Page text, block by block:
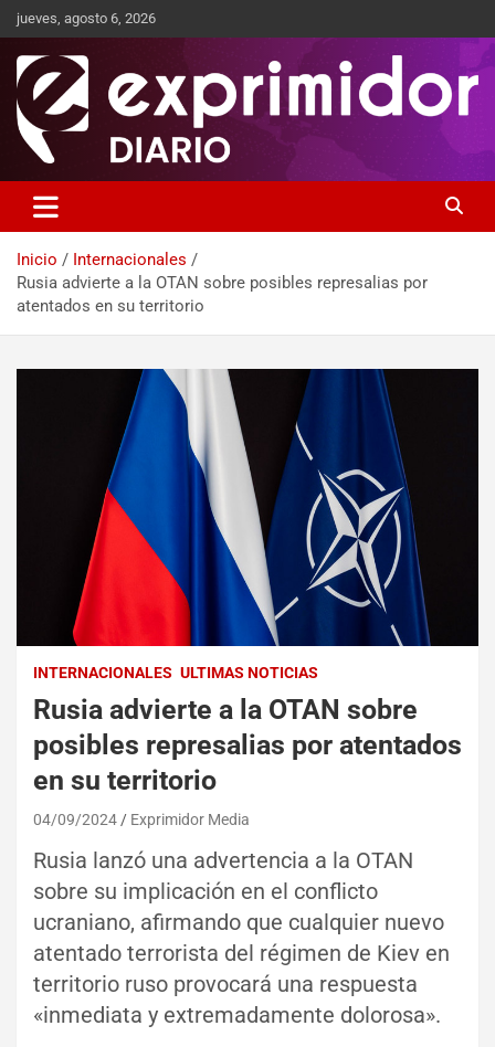
jueves, agosto 6, 2026
Exprimidor media
Inicio
Internacionales
Rusia advierte a la OTAN sobre posibles represalias por
atentados en su territorio
INTERNACIONALES ULTIMAS NOTICIAS
Rusia advierte a la OTAN sobre
posibles represalias por atentados
en su territorio
04/09/2024 Exprimidor Media
Rusia lanzó una advertencia a la OTAN
sobre su implicación en el conflicto
ucraniano, afirmando que cualquier nuevo
atentado terrorista del régimen de Kiev en
territorio ruso provocará una respuesta
«inmediata y extremadamente dolorosa».